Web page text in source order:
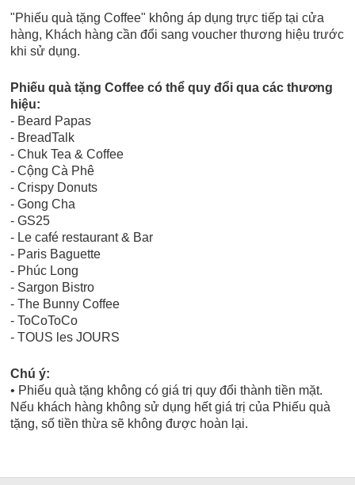
"Phiếu quà tặng Coffee" không áp dụng trực tiếp tại cửa
hàng, Khách hàng cần đổi sang voucher thương hiệu trước
khi sử dụng.
Phiếu quà tặng Coffee có thể quy đổi qua các thương
hiệu:
- Beard Papas
- BreadTalk
- Chuk Tea & Coffee
- Cộng Cà Phê
- Crispy Donuts
- Gong Cha
- GS25
- Le café restaurant & Bar
- Paris Baguette
- Phúc Long
- Sargon Bistro
- The Bunny Coffee
- ToCoToCo
- TOUS les JOURS
Chú ý:
• Phiếu quà tặng không có giá trị quy đổi thành tiền mặt.
Nếu khách hàng không sử dụng hết giá trị của Phiếu quà
tặng, số tiền thừa sẽ không được hoàn lại.